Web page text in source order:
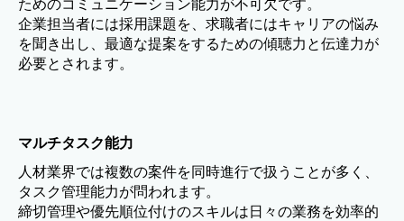
ためのコミュニケーション能力が不可欠です。
企業担当者には採用課題を、求職者にはキャリアの悩み
を聞き出し、最適な提案をするための傾聴力と伝達力が
必要とされます。
マルチタスク能力
人材業界では複数の案件を同時進行で扱うことが多く、
タスク管理能力が問われます。
締切管理や優先順位付けのスキルは日々の業務を効率的